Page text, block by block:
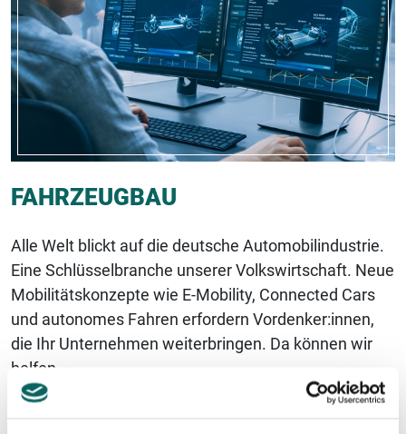
FAHRZEUGBAU
Alle Welt blickt auf die deutsche Automobilindustrie.
Eine Schlüsselbranche unserer Volkswirtschaft. Neue
Mobilitätskonzepte wie E-Mobility, Connected Cars
und autonomes Fahren erfordern Vordenker:innen,
die Ihr Unternehmen weiterbringen. Da können wir
helfen.